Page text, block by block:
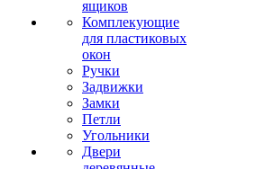
ящиков
Комплекующие
для пластиковых
окон
Ручки
Задвижки
Замки
Петли
Угольники
Двери